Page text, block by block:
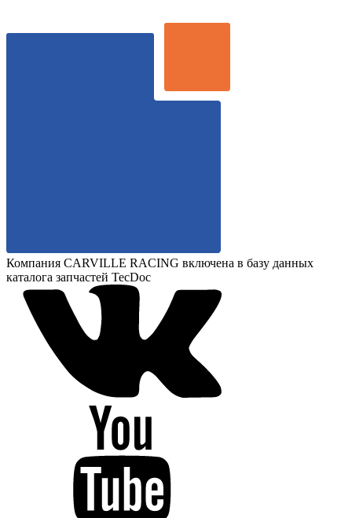
Компания CARVILLE RACING включена в базу данных
каталога запчастей TecDoc